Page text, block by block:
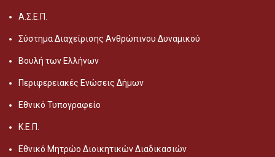
Α.Σ.Ε.Π.
Σύστημα Διαχείρισης Ανθρώπινου Δυναμικού
Βουλή των Ελλήνων
Περιφερειακές Ενώσεις Δήμων
Εθνικό Τυπογραφείο
Κ.Ε.Π.
Εθνικό Μητρώο Διοικητικών Διαδικασιών